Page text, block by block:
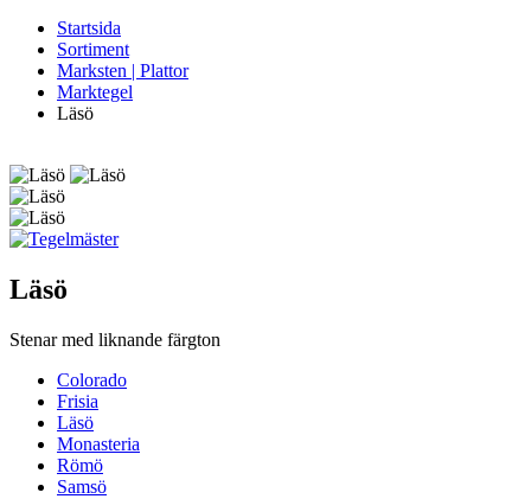
Startsida
Sortiment
Marksten | Plattor
Marktegel
Läsö
Läsö
Stenar med liknande färgton
Colorado
Frisia
Läsö
Monasteria
Römö
Samsö